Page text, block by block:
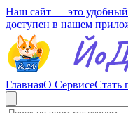
Наш сайт — это удобный
доступен в нашем
ГлавнаяО СервисеСтать